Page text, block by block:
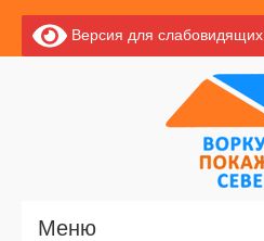
Версия для слабовидящих
Меню